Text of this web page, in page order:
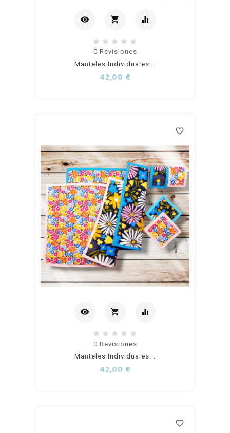
visibility shopping_cart
Añadir
al
equalizer
0 Revisiones
Manteles Individuales...
42,00 €
favorite_border
visibility shopping_cart
Añadir
al
equalizer
0 Revisiones
Manteles Individuales...
42,00 €
favorite_border